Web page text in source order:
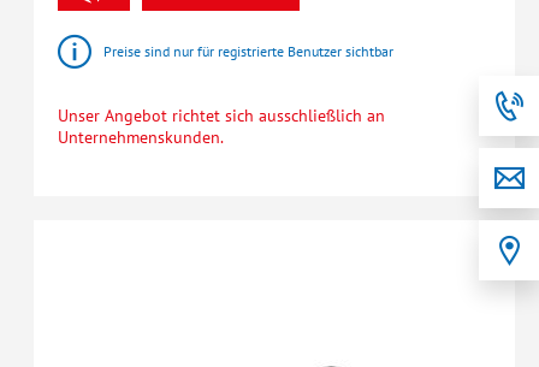
Preise sind nur für registrierte Benutzer sichtbar
Unser Angebot richtet sich ausschließlich an
Unternehmenskunden.